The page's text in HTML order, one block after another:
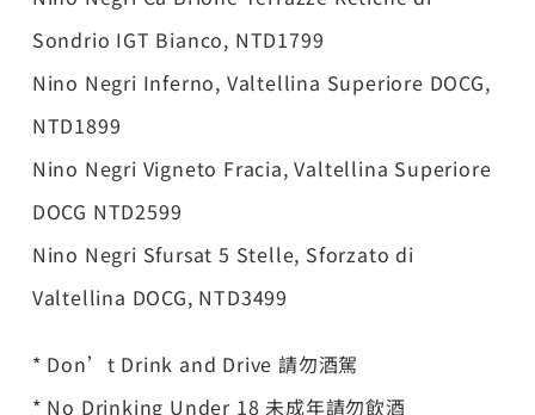
Sondrio IGT Bianco, NTD1799
Nino Negri Inferno, Valtellina Superiore DOCG,
NTD1899
Nino Negri Vigneto Fracia, Valtellina Superiore
DOCG NTD2599
Nino Negri Sfursat 5 Stelle, Sforzato di
Valtellina DOCG, NTD3499
* Don’t Drink and Drive 請勿酒駕
* No Drinking Under 18 未成年請勿飲酒